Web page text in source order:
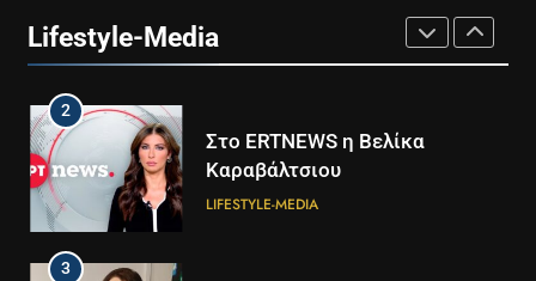
Lifestyle-MediaLIFESTYLE-MEDIA
2
Στο ERTNEWS η Βελίκα
Καραβάλτσιου
LIFESTYLE-MEDIA
3